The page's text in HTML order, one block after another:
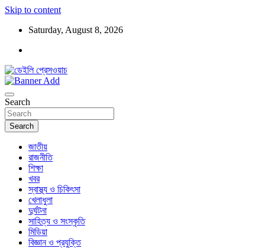
Skip to content
Saturday, August 8, 2026
ডেইলি প্রেসওয়াচ
Search
Search
জাতীয়
রাজনীতি
শিক্ষা
খবর
স্বাস্থ্য ও চিকিৎসা
খেলাধুলা
দুর্ঘটনা
সাহিত্য ও সংস্কৃতি
মিডিয়া
বিজ্ঞান ও প্রযুক্তি